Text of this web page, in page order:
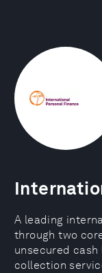
A leading
through two
unsecured
collection